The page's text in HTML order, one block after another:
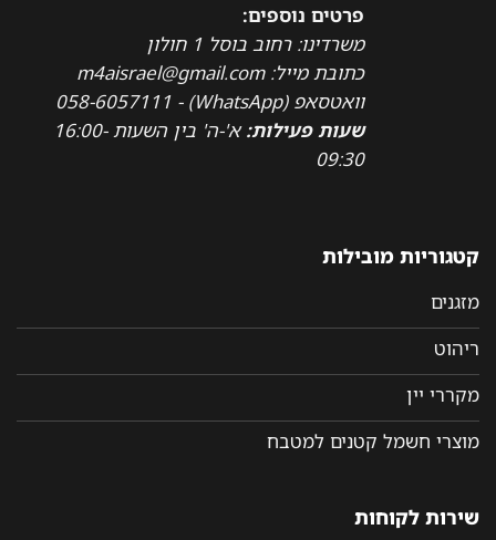
פרטים נוספים:
משרדינו: רחוב בוסל 1 חולון
כתובת מייל: m4aisrael@gmail.com
וואטסאפ (WhatsApp) - 058-6057111
שעות פעילות:
א'-ה' בין השעות 16:00-
09:30
קטגוריות מובילות
מזגנים
ריהוט
מקררי יין
מוצרי חשמל קטנים למטבח
שירות לקוחות